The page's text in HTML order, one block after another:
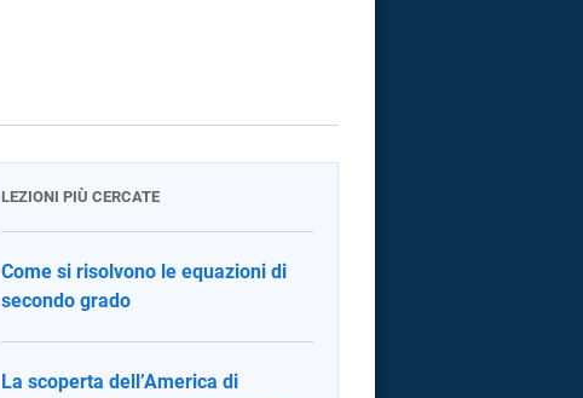
LEZIONI PIÙ CERCATE
Come si risolvono le equazioni di
secondo grado
La scoperta dell’America di